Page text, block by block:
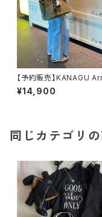
【予約販売】KANAGU
AG / mirror smile &
se charm
¥14,900
同じカテゴリ